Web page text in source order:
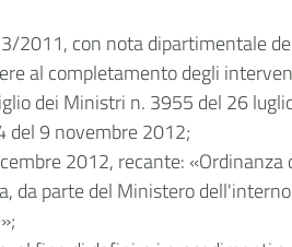
2011, con nota dipartimentale
al completamento degli
dei Ministri n. 3955 del 26
del 9 novembre 2012;
2012, recante:
da parte del Ministero